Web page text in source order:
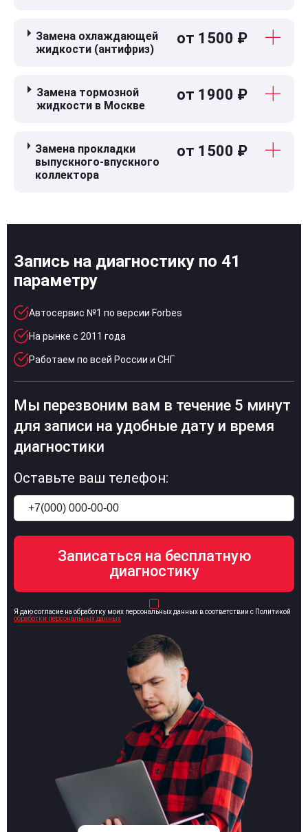
Замена охлаждающей
жидкости (антифриз)
от 1500 ₽
Замена тормозной
жидкости в Москве
от 1900 ₽
Замена прокладки
выпускного-впускного
коллектора
от 1500 ₽
Запись на диагностику по 41
параметру
Автосервис №1 по версии Forbes
На рынке с 2011 года
Работаем по всей России и СНГ
Мы перезвоним вам в течение 5 минут
для записи на удобные дату и время
диагностики
Оставьте ваш телефон:
Я даю согласие на обработку моих персональных данных в соответствии с Политикой
обработки персональных данных